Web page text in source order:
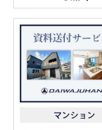
マンション